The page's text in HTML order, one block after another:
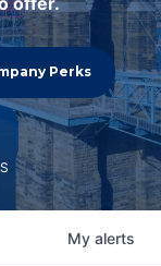
Perks
My alerts